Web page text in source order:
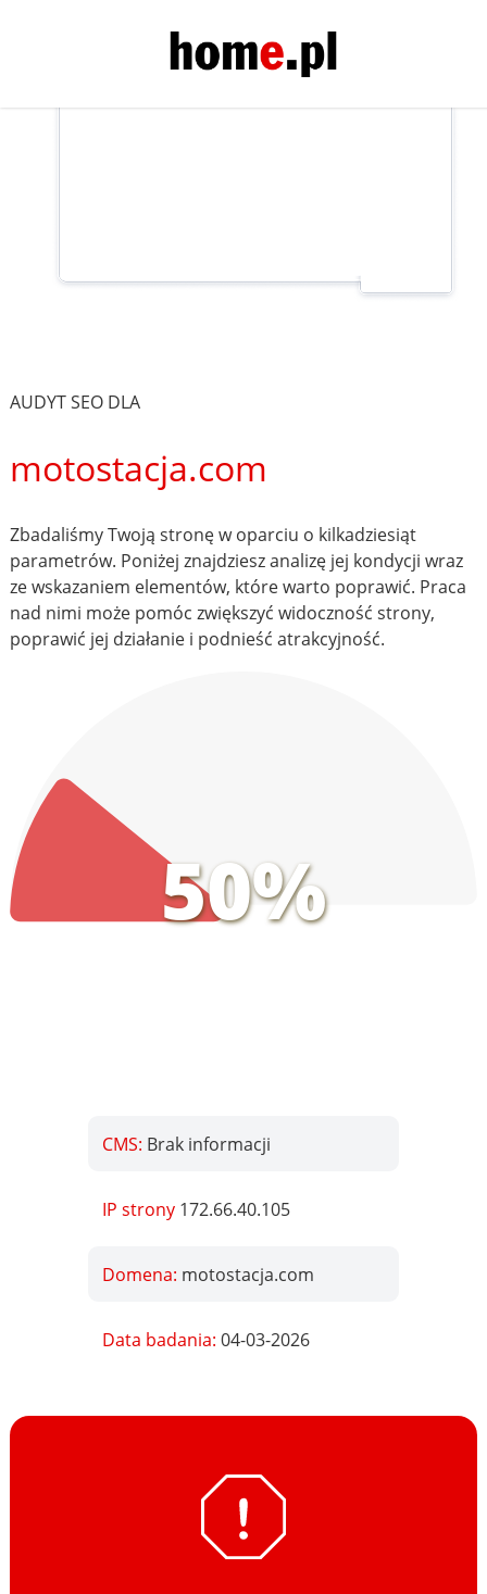
AUDYT SEO DLA
motostacja.com
Zbadaliśmy Twoją stronę w oparciu o kilkadziesiąt
parametrów. Poniżej znajdziesz analizę jej kondycji wraz
ze wskazaniem elementów, które warto poprawić. Praca
nad nimi może pomóc zwiększyć widoczność strony,
poprawić jej działanie i podnieść atrakcyjność.
50%
CMS: Brak informacji
IP strony 172.66.40.105
Domena: motostacja.com
Data badania:04-03-2026